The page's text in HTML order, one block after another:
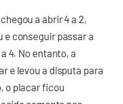
a abrir 4 a 2,
e conseguir passar a
4. No entanto, a
e levou a disputa para
o placar ficou